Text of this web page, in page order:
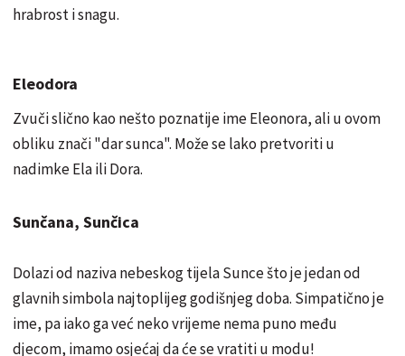
hrabrost i snagu.
Eleodora
Zvuči slično kao nešto poznatije ime Eleonora, ali u ovom
obliku znači "dar sunca". Može se lako pretvoriti u
nadimke Ela ili Dora.
Sunčana, Sunčica
Dolazi od naziva nebeskog tijela Sunce što je jedan od
glavnih simbola najtoplijeg godišnjeg doba. Simpatično je
ime, pa iako ga već neko vrijeme nema puno među
djecom, imamo osjećaj da će se vratiti u modu!